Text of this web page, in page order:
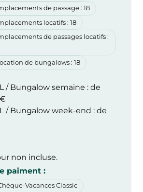
de passage : 18
locatifs : 18
de passages locatifs :
de bungalows : 18
/ Bungalow semaine : de
/ Bungalow week-end : de
non incluse.
paiment :
Vacances Classic